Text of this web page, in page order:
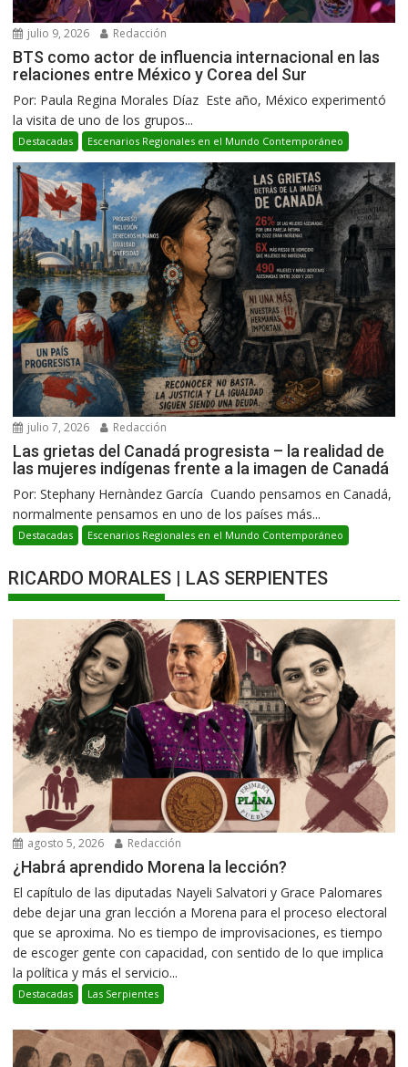
julio 9, 2026 Redacción
BTS como actor de influencia internacional en las
relaciones entre México y Corea del Sur
Por: Paula Regina Morales Díaz Este año, México experimentó
la visita de uno de los grupos...
Destacadas Escenarios Regionales en el Mundo Contemporáneo
julio 7, 2026 Redacción
Las grietas del Canadá progresista – la realidad de
las mujeres indígenas frente a la imagen de Canadá
Por: Stephany Hernàndez García Cuando pensamos en Canadá,
normalmente pensamos en uno de los países más...
Destacadas Escenarios Regionales en el Mundo Contemporáneo
RICARDO MORALES | LAS SERPIENTES
agosto 5, 2026 Redacción
¿Habrá aprendido Morena la lección?
El capítulo de las diputadas Nayeli Salvatori y Grace Palomares
debe dejar una gran lección a Morena para el proceso electoral
que se aproxima. No es tiempo de improvisaciones, es tiempo
de escoger gente con capacidad, con sentido de lo que implica
la política y más el servicio...
Destacadas Las Serpientes